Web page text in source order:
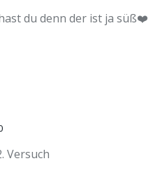
du denn der ist ja süß❤️
Versuch